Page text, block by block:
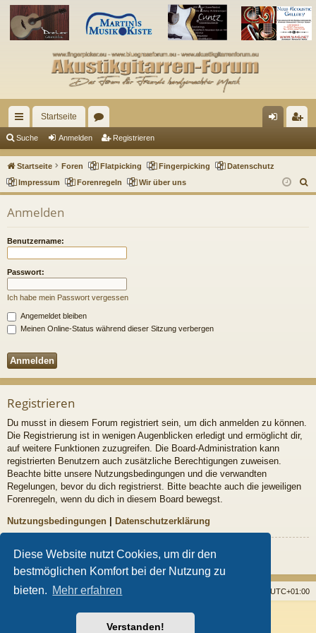
Diese Website nutzt Cookies, um dir den
bestmöglichen Komfort bei der Nutzung zu
bieten. Mehr erfahren
Verstanden!
ch
ne
llz
Startseite
en m ist
rie
Suche Anmelden Registrieren
Startseite Foren Flatpicking Fingerpicking
Datenschutz
Impressum
Forenregeln Wir über uns
u
Anmelden
Benutzername:
Passwort:
Ich habe mein Passwort vergessen
Angemeldet bleiben
Meinen Online-Status während dieser Sitzung verbergen
Registrieren
Du musst in diesem Forum registriert sein, um dich anmelden zu können.
Die Registrierung ist in wenigen Augenblicken erledigt und ermöglicht dir,
auf weitere Funktionen zuzugreifen. Die Board-Administration kann
registrierten Benutzern auch zusätzliche Berechtigungen zuweisen.
Beachte bitte unsere Nutzungsbedingungen und die verwandten
Regelungen, bevor du dich registrierst. Bitte beachte auch die jeweiligen
Forenregeln, wenn du dich in diesem Board bewegst.
Nutzungsbedingungen Datenschutzerklärung
Registrieren
Startseite Foren UTC+01:00
Powered byphpBB® Forum Software © phpBB Limited
Arty- Aktualisieren phpBB 3.2 von MrGaby